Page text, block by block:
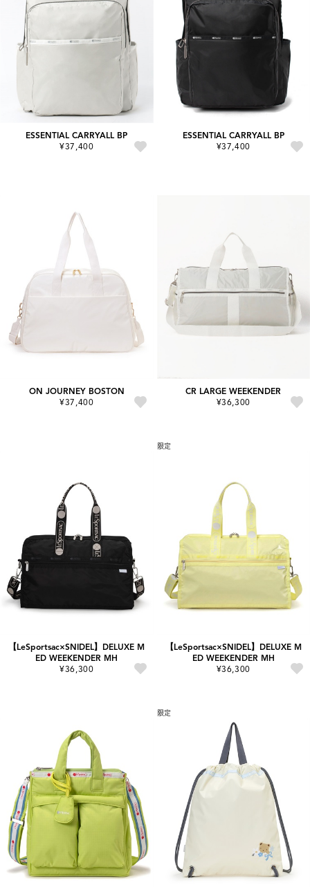
ESSENTIAL CARRYALL BP
¥37,400
ESSENTIAL CARRYALL BP
¥37,400
ON JOURNEY BOSTON
¥37,400
CR LARGE WEEKENDER
¥36,300
【LeSportsac×SNIDEL】DELUXE M
ED WEEKENDER MH
¥36,300
限定
【LeSportsac×SNIDEL】DELUXE M
ED WEEKENDER MH
¥36,300
限定